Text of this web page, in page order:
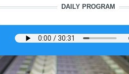
DAILY PROGRAM